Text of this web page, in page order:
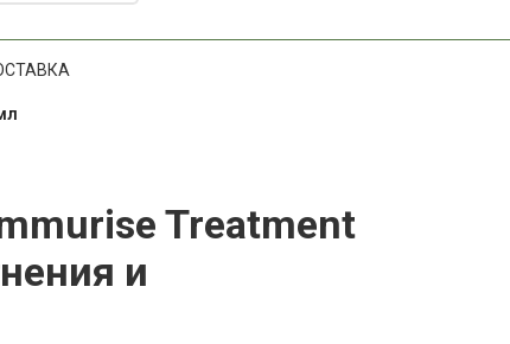
Treatment
и